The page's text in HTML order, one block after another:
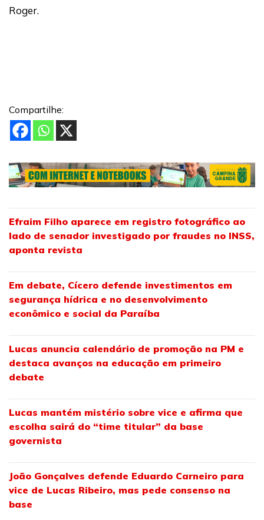
Roger.
Compartilhe:
Efraim Filho aparece em registro fotográfico ao
lado de senador investigado por fraudes no INSS,
aponta revista
Em debate, Cícero defende investimentos em
segurança hídrica e no desenvolvimento
econômico e social da Paraíba
Lucas anuncia calendário de promoção na PM e
destaca avanços na educação em primeiro
debate
Lucas mantém mistério sobre vice e afirma que
escolha sairá do “time titular” da base
governista
João Gonçalves defende Eduardo Carneiro para
vice de Lucas Ribeiro, mas pede consenso na
base